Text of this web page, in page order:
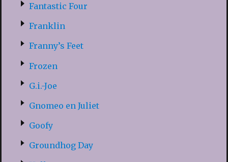
Fantastic Four
Franklin
Franny’s Feet
Frozen
G.i.-Joe
Gnomeo en Juliet
Goofy
Groundhog Day